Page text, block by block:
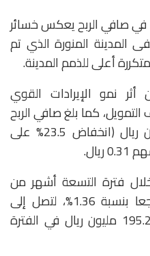
صافي الربح يعكس خسائر
المدينة المنورة الذي تم
أعلى للذمم المدينة.
نمو الإيرادات القوي
كما بلغ صافي الربح
العائد للمساهمين 71.6 مليون ريال (انخفاض 23.5% على
فترة التسعة أشهر من
العام 2025، فقد أظهرت تراجعا بنسبة 1.36%، لتصل إلى
192.63 مليون ريال، مقابل 195.28 مليون ريال في الفترة